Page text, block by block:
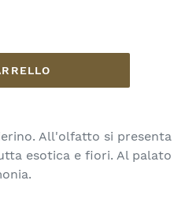
All'olfatto si
esotica e fiori. Al